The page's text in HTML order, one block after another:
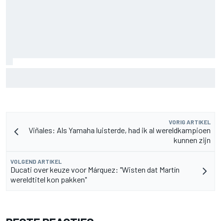
VORIG ARTIKEL
Viñales: Als Yamaha luisterde, had ik al wereldkampioen
kunnen zijn
VOLGEND ARTIKEL
Ducati over keuze voor Márquez: "Wisten dat Martín
wereldtitel kon pakken"